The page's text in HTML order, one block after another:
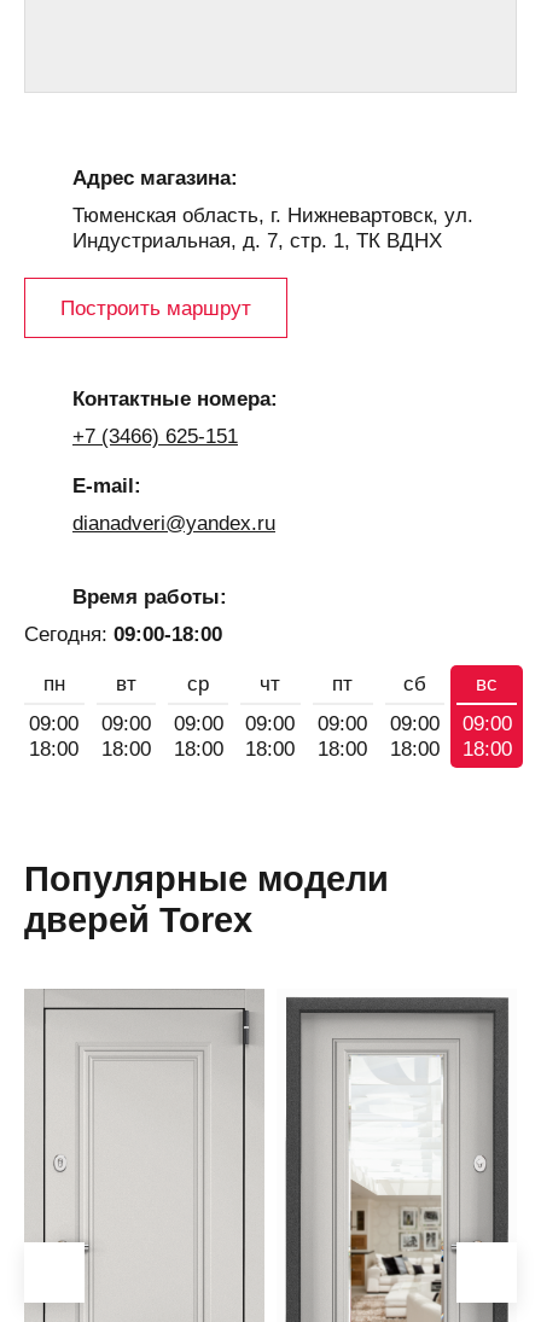
Адрес магазина:
Тюменская область, г. Нижневартовск, ул.
Индустриальная, д. 7, стр. 1, ТК ВДНХ
Построить маршрут
Контактные номера:
+7 (3466) 625-151
E-mail:
dianadveri@yandex.ru
Время работы:
Сегодня: 09:00-18:00
пн
09:00
18:00
вт
09:00
18:00
ср
09:00
18:00
чт
09:00
18:00
пт
09:00
18:00
сб
09:00
18:00
вс
09:00
18:00
Популярные модели
дверей Torex